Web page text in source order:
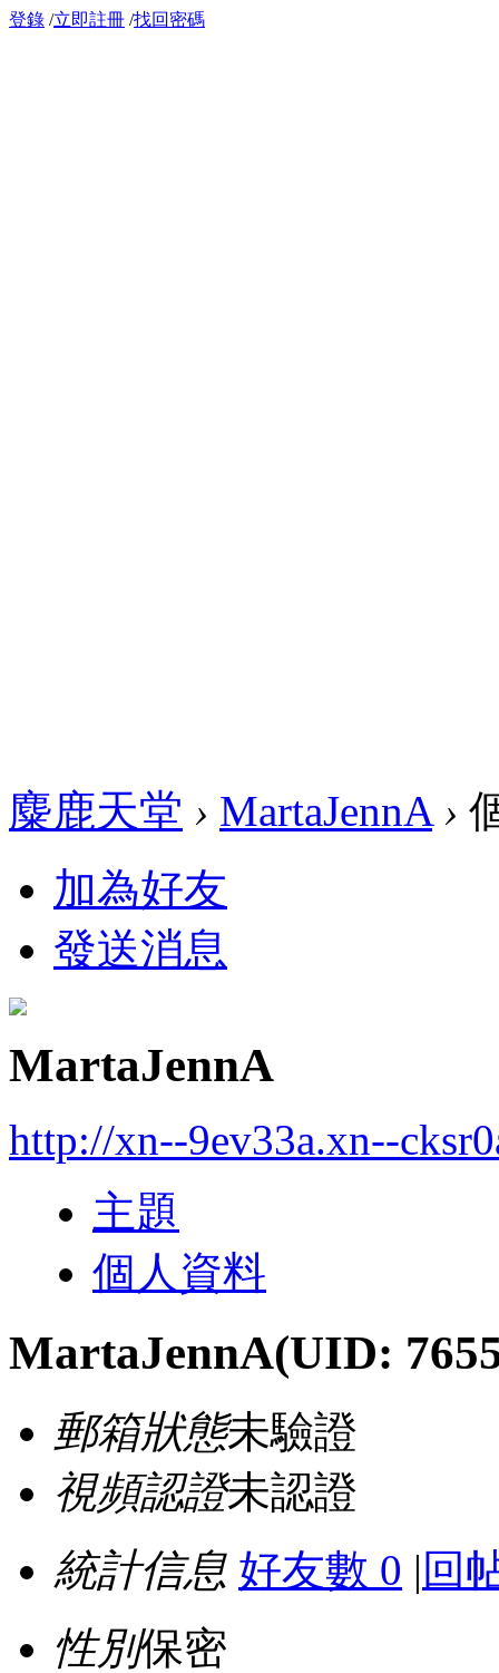
登錄 /立即註冊 /找回密碼
麋鹿天堂 › MartaJennA ›
加為好友
發送消息
MartaJennA
http://xn--9ev33a.xn--
主題
個人資料
MartaJennA(UID:
郵箱狀態未驗證
視頻認證未認證
統計信息 好友數 0 | 回
性別保密